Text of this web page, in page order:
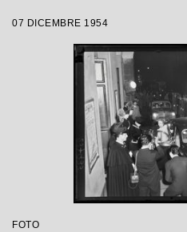
07 DICEMBRE 1954
FOTO